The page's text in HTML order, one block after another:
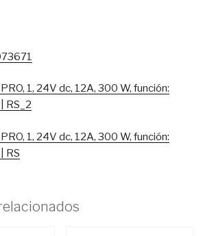
1, 24V dc, 12A, 300 W, función:
RS_2
1, 24V dc, 12A, 300 W, función:
RS